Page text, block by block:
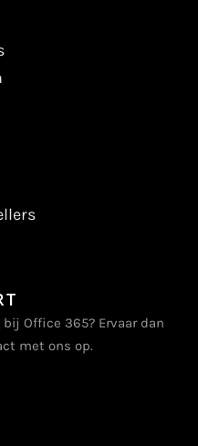
Office 365? Ervaar dan
met ons op.